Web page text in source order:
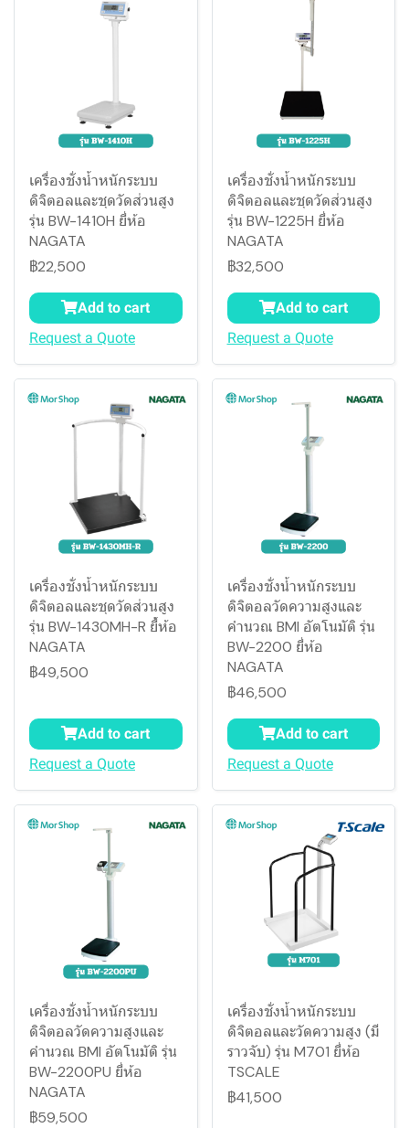
เครื่องชั่งน้ำหนักระบบ
ดิจิตอลและชุดวัดส่วนสูง
รุ่น BW-1410H ยี่ห้อ
NAGATA
฿22,500
Add to cart
Request a Quote
เครื่องชั่งน้ำหนักระบบ
ดิจิตอลและชุดวัดส่วนสูง
รุ่น BW-1225H ยี่ห้อ
NAGATA
฿32,500
Add to cart
Request a Quote
เครื่องชั่งน้ำหนักระบบ
ดิจิตอลและชุดวัดส่วนสูง
รุ่น BW-1430MH-R ยี่้ห้อ
NAGATA
฿49,500
Add to cart
Request a Quote
เครื่องชั่งน้ำหนักระบบ
ดิจิตอลวัดความสูงและ
คำนวณ BMI อัตโนมัติ รุ่น
BW-2200 ยี่ห้อ
NAGATA
฿46,500
Add to cart
Request a Quote
เครื่องชั่งน้ำหนักระบบ
ดิจิตอลวัดความสูงและ
คำนวณ BMI อัตโนมัติ รุ่น
BW-2200PU ยี่ห้อ
NAGATA
฿59,500
เครื่องชั่งน้ำหนักระบบ
ดิจิตอลและวัดความสูง (มี
ราวจับ) รุ่น M701 ยี่ห้อ
TSCALE
฿41,500